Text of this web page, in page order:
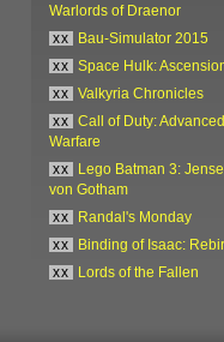
Warlords of Draenor
xx
Bau-Simulator 2015
xx
Space Hulk:
xx
Valkyria Chronicles
xx
Call of Duty: Advanced
Warfare
xx
Lego Batman 3:
von Gotham
xx
Randal's Monday
xx
Binding of Isaac:
xx
Lords of the Fallen